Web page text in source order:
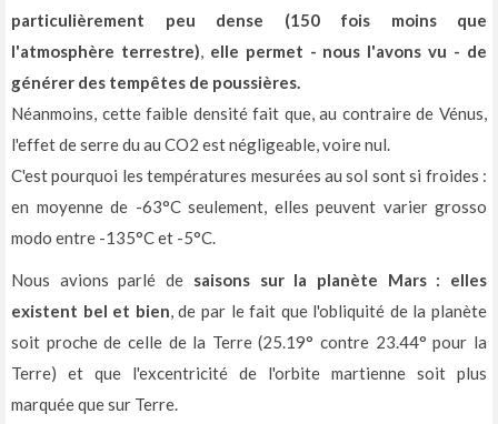
particulièrement peu dense (150 fois moins que
l'atmosphère terrestre), elle permet - nous l'avons vu - de
générer des tempêtes de poussières.
Néanmoins, cette faible densité fait que, au contraire de Vénus,
l'effet de serre du au CO2 est négligeable, voire nul.
C'est pourquoi les températures mesurées au sol sont si froides :
en moyenne de -63°C seulement, elles peuvent varier grosso
modo entre -135°C et -5°C.
Nous avions parlé de saisons sur la planète Mars : elles
existent bel et bien, de par le fait que l'obliquité de la planète
soit proche de celle de la Terre (25.19° contre 23.44° pour la
Terre) et que l'excentricité de l'orbite martienne soit plus
marquée que sur Terre.